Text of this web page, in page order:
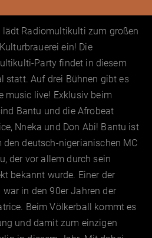
lädt Radiomultikulti zum großen
ein! Die
Party findet in diesem
statt. Auf drei Bühnen gibt es
music live! Exklusiv beim
Bantu und die Afrobeat
Nneka und Don Abi! Bantu ist
deutsch-nigerianischen MC
der vor allem durch sein
bekannt wurde. Einer der
in den 90er Jahren der
Beim Völkerball kommt es
und damit zum einzigen